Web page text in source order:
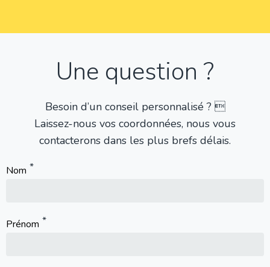
Une question ?
Besoin d’un conseil personnalisé ? 
Laissez-nous vos coordonnées, nous vous
contacterons dans les plus brefs délais.
Nom
Prénom